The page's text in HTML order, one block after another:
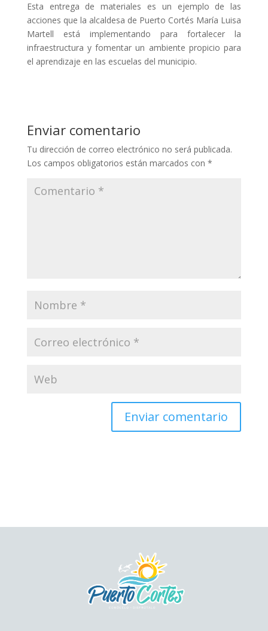
Esta entrega de materiales es un ejemplo de las
acciones que la alcaldesa de Puerto Cortés María Luisa
Martell está implementando para fortalecer la
infraestructura y fomentar un ambiente propicio para
el aprendizaje en las escuelas del municipio.
Enviar comentario
Tu dirección de correo electrónico no será publicada.
Los campos obligatorios están marcados con *